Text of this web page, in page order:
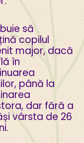
să
copilul
major, dacă
în
până la
dar fără a
vârsta de 26